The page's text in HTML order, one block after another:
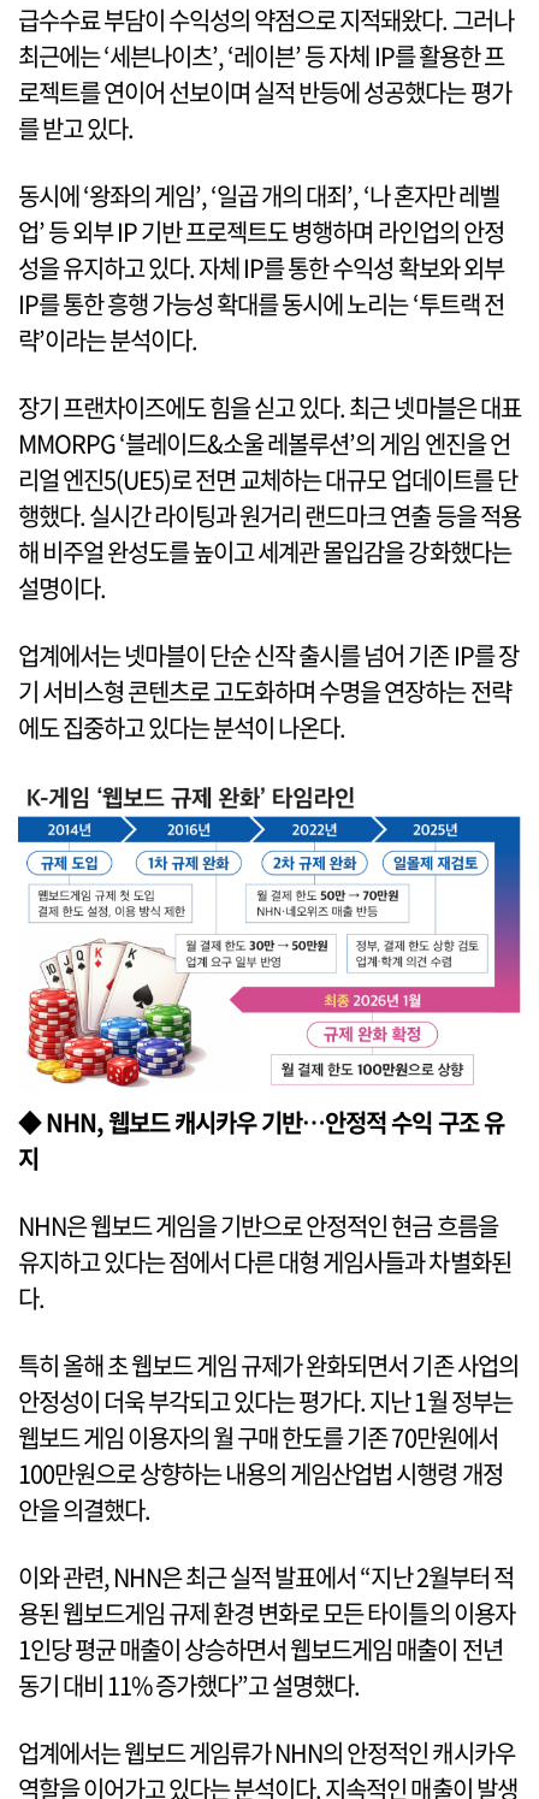
급수수료 부담이 수익성의 약점으로 지적돼왔다. 그러나
최근에는 ‘세븐나이츠’, ‘레이븐’ 등 자체 IP를 활용한 프
로젝트를 연이어 선보이며 실적 반등에 성공했다는 평가
를 받고 있다.
동시에 ‘왕좌의 게임’, ‘일곱 개의 대죄’, ‘나 혼자만 레벨
업’ 등 외부 IP 기반 프로젝트도 병행하며 라인업의 안정
성을 유지하고 있다. 자체 IP를 통한 수익성 확보와 외부
IP를 통한 흥행 가능성 확대를 동시에 노리는 ‘투트랙 전
략’이라는 분석이다.
장기 프랜차이즈에도 힘을 싣고 있다. 최근 넷마블은 대표
MMORPG ‘블레이드&소울 레볼루션’의 게임 엔진을 언
리얼 엔진5(UE5)로 전면 교체하는 대규모 업데이트를 단
행했다. 실시간 라이팅과 원거리 랜드마크 연출 등을 적용
해 비주얼 완성도를 높이고 세계관 몰입감을 강화했다는
설명이다.
업계에서는 넷마블이 단순 신작 출시를 넘어 기존 IP를 장
기 서비스형 콘텐츠로 고도화하며 수명을 연장하는 전략
에도 집중하고 있다는 분석이 나온다.
◆ NHN, 웹보드 캐시카우 기반…안정적 수익 구조 유
지
NHN은 웹보드 게임을 기반으로 안정적인 현금 흐름을
유지하고 있다는 점에서 다른 대형 게임사들과 차별화된
다.
특히 올해 초 웹보드 게임 규제가 완화되면서 기존 사업의
안정성이 더욱 부각되고 있다는 평가다. 지난 1월 정부는
웹보드 게임 이용자의 월 구매 한도를 기존 70만원에서
100만원으로 상향하는 내용의 게임산업법 시행령 개정
안을 의결했다.
이와 관련, NHN은 최근 실적 발표에서 “지난 2월부터 적
용된 웹보드게임 규제 환경 변화로 모든 타이틀의 이용자
1인당 평균 매출이 상승하면서 웹보드게임 매출이 전년
동기 대비 11% 증가했다”고 설명했다.
업계에서는 웹보드 게임류가 NHN의 안정적인 캐시카우
역할을 이어가고 있다는 분석이다. 지속적인 매출이 발생